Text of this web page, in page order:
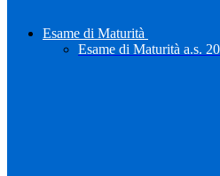
Esame di Maturità
Esame di Maturità a.s.